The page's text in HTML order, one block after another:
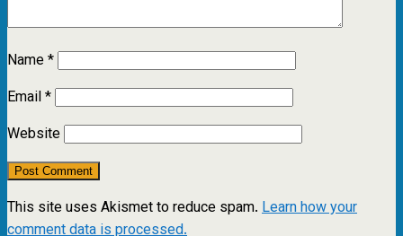
Name*
Email*
Website
This site uses Akismet to reduce spam. Learn how your
comment data is processed.